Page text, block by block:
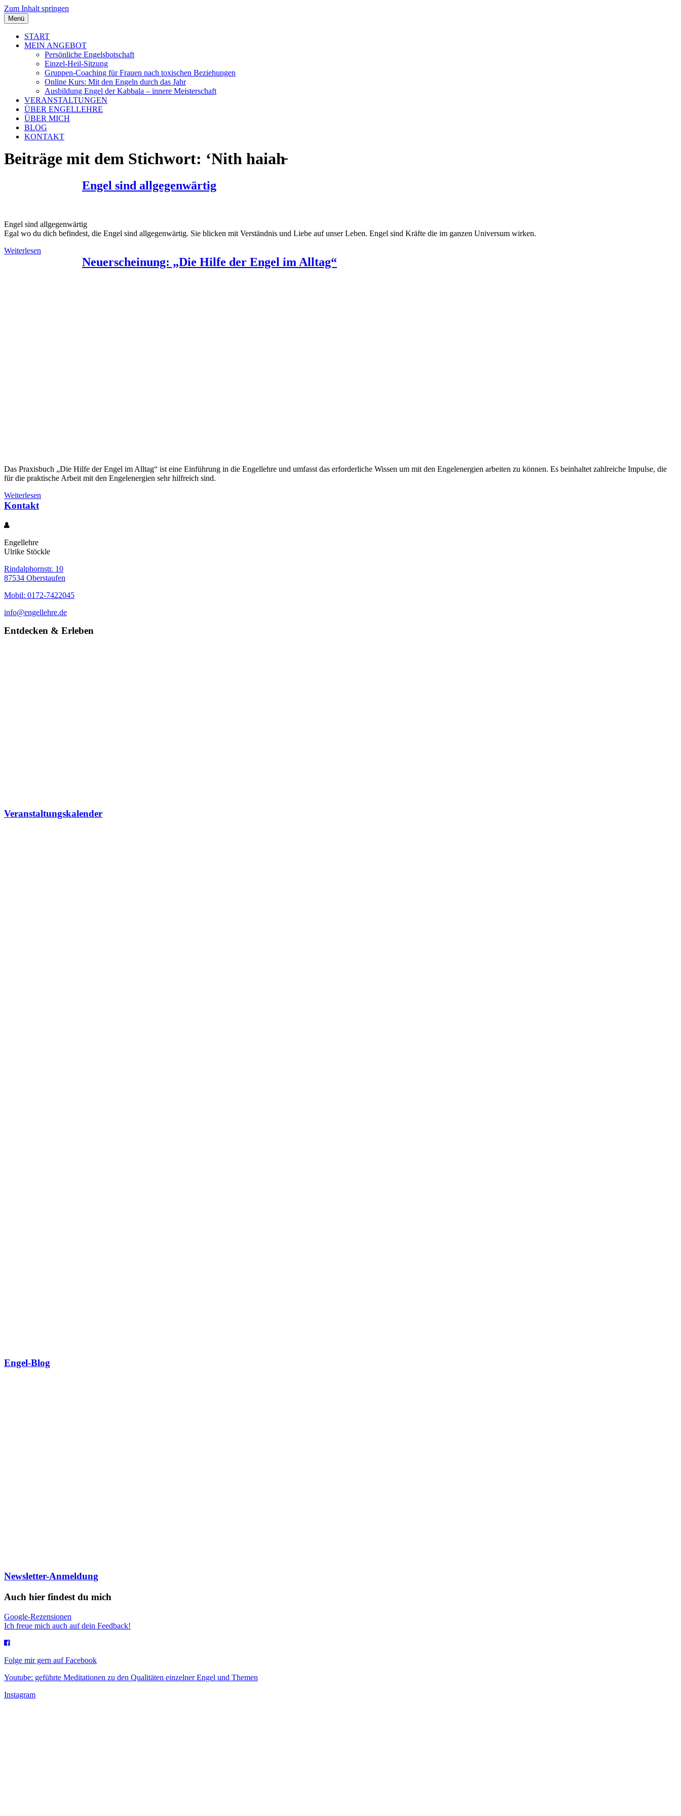
Zum Inhalt springen
Menü
START
MEIN ANGEBOT
Persönliche Engelsbotschaft
Einzel-Heil-Sitzung
Gruppen-Coaching für Frauen nach toxischen Beziehungen
Online Kurs: Mit den Engeln durch das Jahr
Ausbildung Engel der Kabbala – innere Meisterschaft
VERANSTALTUNGEN
ÜBER ENGELLEHRE
ÜBER MICH
BLOG
KONTAKT
Beiträge mit dem Stichwort: ‘Nith haiah̵
Engel sind allgegenwärtig
Engel sind allgegenwärtig
Egal wo du dich befindest, die Engel sind allgegenwärtig. Sie blicken mit Verständnis und Liebe auf unser Leben. Engel sind Kräfte die im ganzen Universum wirken.
Weiterlesen
Neuerscheinung: „Die Hilfe der Engel im Alltag“
Das Praxisbuch „Die Hilfe der Engel im Alltag“ ist eine Einführung in die Engellehre und umfasst das erforderliche Wissen um mit den Engelenergien arbeiten zu können. Es beinhaltet zahlreiche Impulse, die
für die praktische Arbeit mit den Engelenergien sehr hilfreich sind.
Weiterlesen
Kontakt
Engellehre
Ulrike Stöckle
Rindalphornstr. 10
87534 Oberstaufen
Mobil: 0172-7422045
info@engellehre.de
Entdecken & Erleben
Veranstaltungskalender
Engel-Blog
Newsletter-Anmeldung
Auch hier findest du mich
Google-Rezensionen
Ich freue mich auch auf dein Feedback!
Folge mir gern auf Facebook
Youtube: geführte Meditationen zu den Qualitäten einzelner Engel und Themen
Instagram